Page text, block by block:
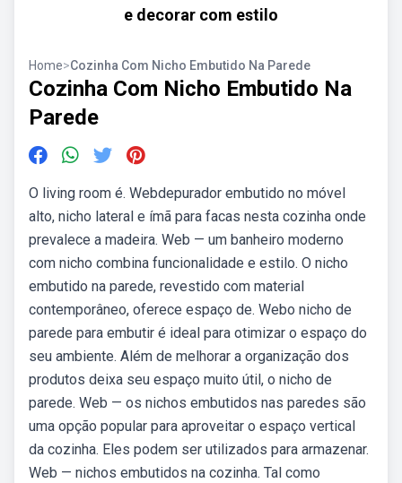
e decorar com estilo
Home>Cozinha Com Nicho Embutido Na Parede
Cozinha Com Nicho Embutido Na
Parede
O living room é. Webdepurador embutido no móvel
alto, nicho lateral e ímã para facas nesta cozinha onde
prevalece a madeira. Web — um banheiro moderno
com nicho combina funcionalidade e estilo. O nicho
embutido na parede, revestido com material
contemporâneo, oferece espaço de. Webo nicho de
parede para embutir é ideal para otimizar o espaço do
seu ambiente. Além de melhorar a organização dos
produtos deixa seu espaço muito útil, o nicho de
parede. Web — os nichos embutidos nas paredes são
uma opção popular para aproveitar o espaço vertical
da cozinha. Eles podem ser utilizados para armazenar.
Web — nichos embutidos na cozinha. Tal como